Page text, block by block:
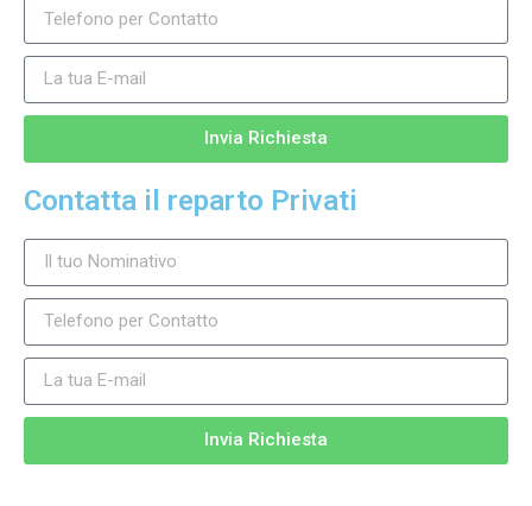
Invia Richiesta
Contatta il reparto Privati
Invia Richiesta